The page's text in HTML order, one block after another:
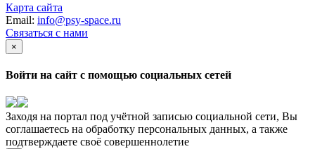
Карта сайта
Email: info@psy-space.ru
Связаться с нами
×
Войти на сайт с помощью социальных сетей
Заходя на портал под учётной записью социальной сети, Вы
соглашаетесь на обработку персональных данных, а также
подтверждаете своё совершеннолетие